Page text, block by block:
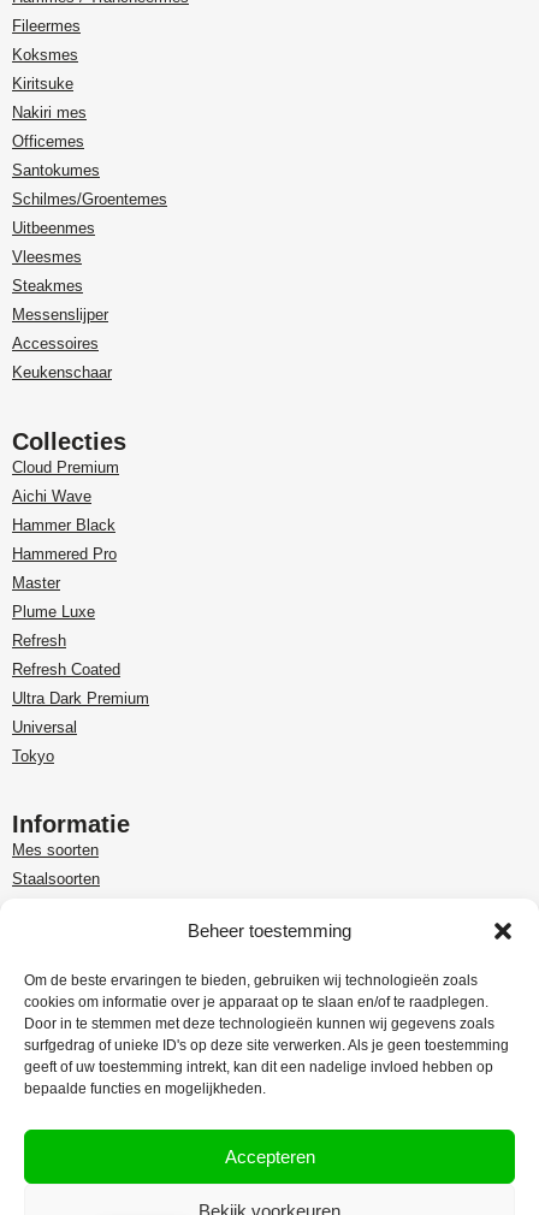
Beheer toestemming
Om de beste ervaringen te bieden, gebruiken wij technologieën zoals
cookies om informatie over je apparaat op te slaan en/of te raadplegen.
Door in te stemmen met deze technologieën kunnen wij gegevens zoals
surfgedrag of unieke ID's op deze site verwerken. Als je geen toestemming
geeft of uw toestemming intrekt, kan dit een nadelige invloed hebben op
bepaalde functies en mogelijkheden.
Accepteren
Bekijk voorkeuren
Fileermes
Koksmes
Kiritsuke
Nakiri mes
Officemes
Santokumes
Schilmes/Groentemes
Uitbeenmes
Vleesmes
Steakmes
Messenslijper
Accessoires
Keukenschaar
Collecties
Cloud Premium
Aichi Wave
Hammer Black
Hammered Pro
Master
Plume Luxe
Refresh
Refresh Coated
Ultra Dark Premium
Universal
Tokyo
Informatie
Mes soorten
Staalsoorten
Customer care
Garantie en retour
Leveringsinformatie
Klachtenregeling
Privacy Policy